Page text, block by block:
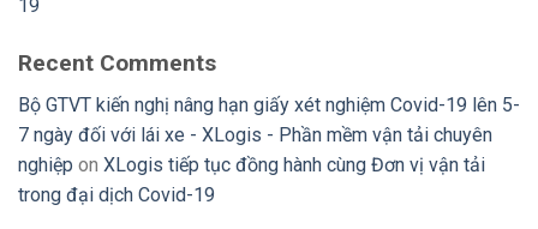
19
Recent Comments
Bộ GTVT kiến nghị nâng hạn giấy xét nghiệm Covid-19 lên 5-
7 ngày đối với lái xe - XLogis - Phần mềm vận tải chuyên
nghiệp on XLogis tiếp tục đồng hành cùng Đơn vị vận tải
trong đại dịch Covid-19